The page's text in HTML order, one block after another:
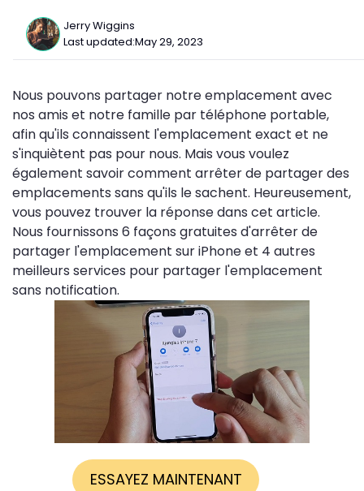
Jerry Wiggins
Last updated:May 29, 2023
Nous pouvons partager notre emplacement avec
nos amis et notre famille par téléphone portable,
afin qu'ils connaissent l'emplacement exact et ne
s'inquiètent pas pour nous. Mais vous voulez
également savoir comment arrêter de partager des
emplacements sans qu'ils le sachent. Heureusement,
vous pouvez trouver la réponse dans cet article.
Nous fournissons 6 façons gratuites d'arrêter de
partager l'emplacement sur iPhone et 4 autres
meilleurs services pour partager l'emplacement
sans notification.
ESSAYEZ MAINTENANT